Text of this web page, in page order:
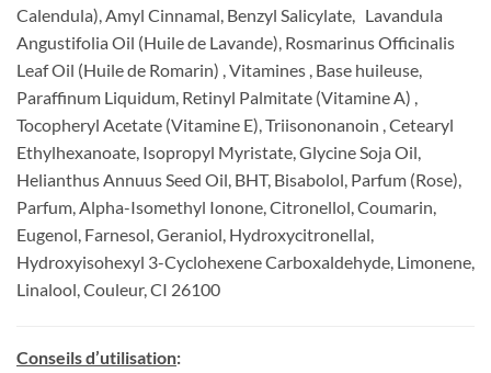
Calendula), Amyl Cinnamal, Benzyl Salicylate, Lavandula
Angustifolia Oil (Huile de Lavande), Rosmarinus Officinalis
Leaf Oil (Huile de Romarin) , Vitamines , Base huileuse,
Paraffinum Liquidum, Retinyl Palmitate (Vitamine A) ,
Tocopheryl Acetate (Vitamine E), Triisononanoin , Cetearyl
Ethylhexanoate, Isopropyl Myristate, Glycine Soja Oil,
Helianthus Annuus Seed Oil, BHT, Bisabolol, Parfum (Rose),
Parfum, Alpha-Isomethyl Ionone, Citronellol, Coumarin,
Eugenol, Farnesol, Geraniol, Hydroxycitronellal,
Hydroxyisohexyl 3-Cyclohexene Carboxaldehyde, Limonene,
Linalool, Couleur, CI 26100
Conseils d’utilisation: